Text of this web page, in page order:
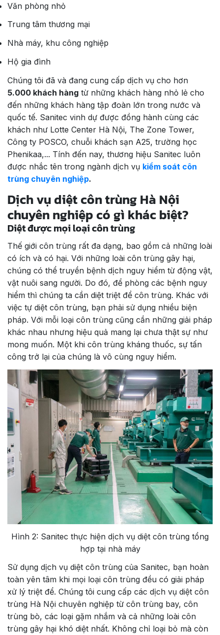
Văn phòng nhỏ
Trung tâm thương mại
Nhà máy, khu công nghiệp
Hộ gia đình
Chúng tôi đã và đang cung cấp dịch vụ cho hơn
5.000 khách hàng từ những khách hàng nhỏ lẻ cho
đến những khách hàng tập đoàn lớn trong nước và
quốc tế. Sanitec vinh dự được đồng hành cùng các
khách như Lotte Center Hà Nội, The Zone Tower,
Công ty POSCO, chuỗi khách sạn A25, trường học
Phenikaa,... Tính đến nay, thương hiệu Sanitec luôn
được nhắc tên trong ngành dịch vụ kiểm soát côn
trùng chuyên nghiệp.
Dịch vụ diệt côn trùng Hà Nội
chuyên nghiệp có gì khác biệt?
Diệt được mọi loại côn trùng
Thế giới côn trùng rất đa dạng, bao gồm cả những loài
có ích và có hại. Với những loài côn trùng gây hại,
chúng có thể truyền bệnh dịch nguy hiểm từ động vật,
vật nuôi sang người. Do đó, để phòng các bệnh nguy
hiểm thì chúng ta cần diệt triệt để côn trùng. Khác với
việc tự diệt côn trùng, bạn phải sử dụng nhiều biện
pháp. Với mỗi loại côn trùng cũng cần những giải pháp
khác nhau nhưng hiệu quả mang lại chưa thật sự như
mong muốn. Một khi côn trùng kháng thuốc, sự tấn
công trở lại của chúng là vô cùng nguy hiểm.
Hình 2: Sanitec thực hiện dịch vụ diệt côn trùng tổng
hợp tại nhà máy
Sử dụng dịch vụ diệt côn trùng của Sanitec, bạn hoàn
toàn yên tâm khi mọi loại côn trùng đều có giải pháp
xử lý triệt để. Chúng tôi cung cấp các dịch vụ diệt côn
trùng Hà Nội chuyên nghiệp từ côn trùng bay, côn
trùng bò, các loại gặm nhắm và cả những loài côn
trùng gây hại khó diệt nhất. Không chỉ loại bỏ mà còn